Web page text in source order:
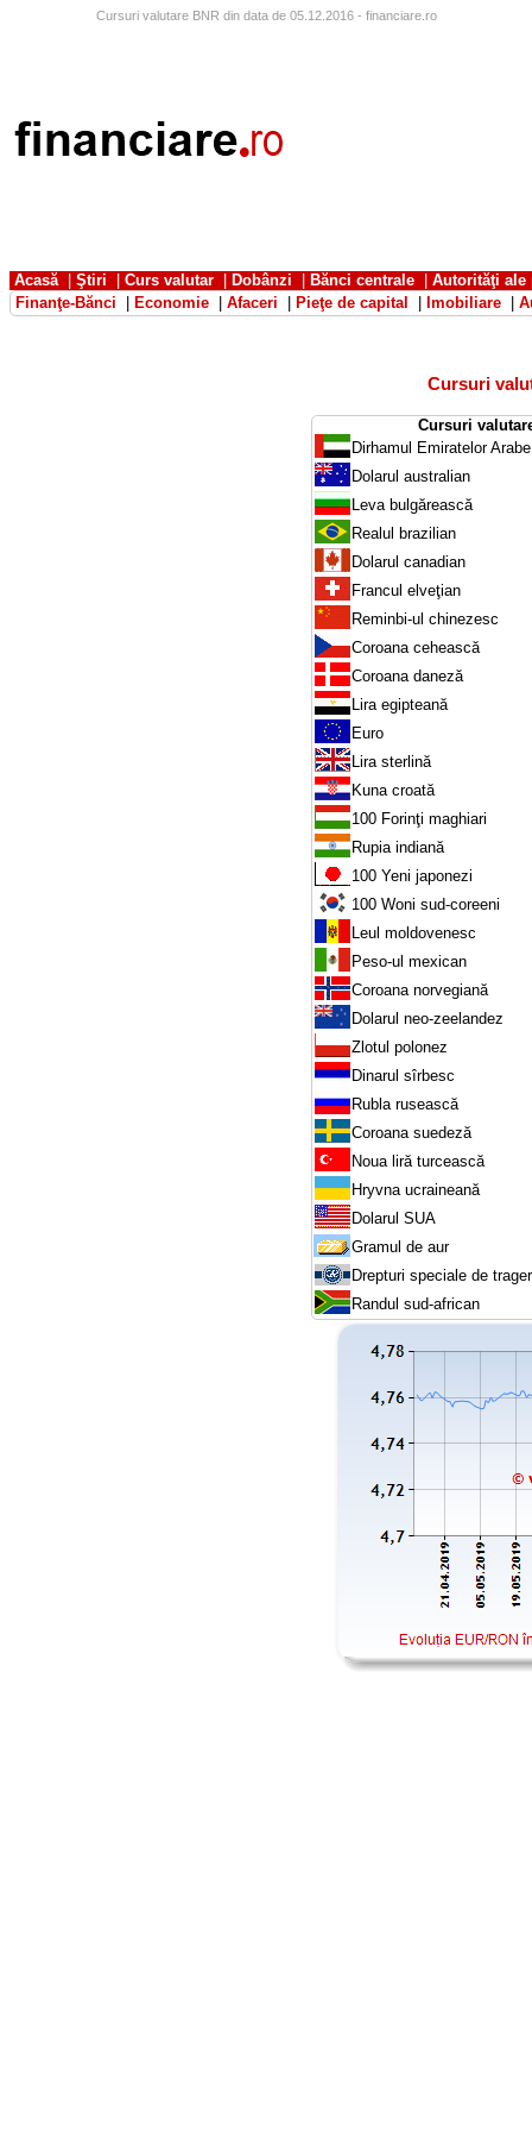
Cursuri valutare BNR din data de 05.12.2016 - financiare.ro
Acasă| Ştiri Curs valutar Dobânzi Bănci centrale
Autorităţi ale
Finanţe-Bănci
Economie Afaceri Pieţe de capital Imobiliare
Cursuri
Cursuri
Dirhamul Emiratelor
Dolarul australian
Leva bulgărească
Realul brazilian
Dolarul canadian
Francul elveţian
Reminbi-ul chinezesc
Coroana cehească
Coroana daneză
Lira egipteană
Euro
Lira sterlină
Kuna croată
100 Forinţi maghiari
Rupia indiană
100 Yeni japonezi
100 Woni sud-coreeni
Leul moldovenesc
Peso-ul mexican
Coroana norvegiană
Dolarul neo-zeelandez
Zlotul polonez
Dinarul sîrbesc
Rubla rusească
Coroana suedeză
Noua liră turcească
Hryvna ucraineană
Dolarul SUA
Gramul de aur
Drepturi speciale de
Randul sud-african